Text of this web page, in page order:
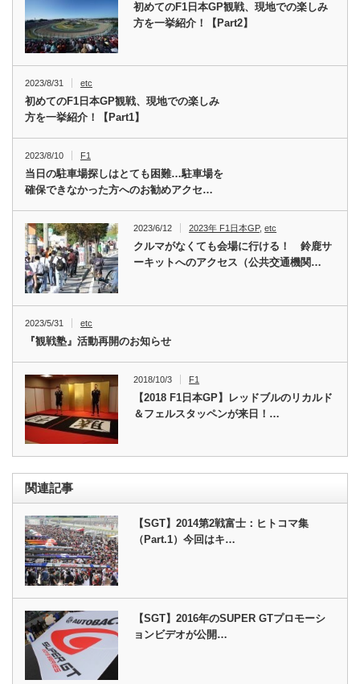
初めてのF1日本GP観戦、現地での楽しみ
方を一挙紹介！【Part2】
2023/8/31 etc
初めてのF1日本GP観戦、現地での楽しみ
方を一挙紹介！【Part1】
2023/8/10 F1
当日の駐車場探しはとても困難…駐車場を
確保できなかった方へのお勧めアクセ…
2023/6/12 2023年 F1日本GP,etc
クルマがなくても会場に行ける！ 鈴鹿サ
ーキットへのアクセス（公共交通機関…
2023/5/31 etc
『観戦塾』活動再開のお知らせ
2018/10/3 F1
【2018 F1日本GP】レッドブルのリカルド
＆フェルスタッペンが来日！…
関連記事
【SGT】2014第2戦富士：ヒトコマ集
（Part.1）今回はキ…
【SGT】2016年のSUPER GTプロモーシ
ョンビデオが公開…